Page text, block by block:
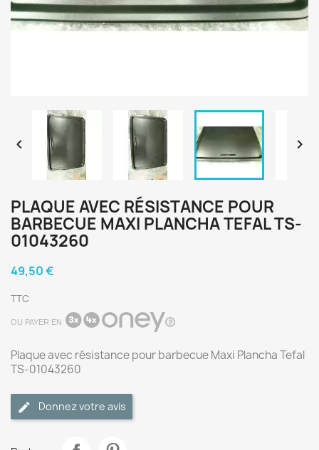
 
PLAQUE AVEC RÉSISTANCE POUR
BARBECUE MAXI PLANCHA TEFAL TS-
01043260
49,50 €
TTC
OU PAYER EN
Plaque avec résistance pour barbecue Maxi Plancha Tefal
TS-01043260
Donnez votre avis